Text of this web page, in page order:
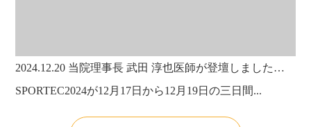
2024.12.20 当院理事長 武田 淳也医師が登壇しました！ 【SPORTEC IN FUKUOKA】
SPORTEC2024が12月17日から12月19日の三日間...